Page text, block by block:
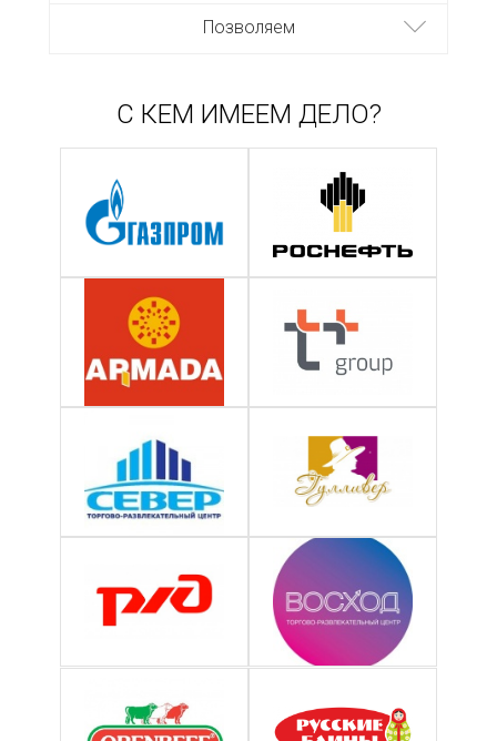
Позволяем
С КЕМ ИМЕЕМ ДЕЛО?